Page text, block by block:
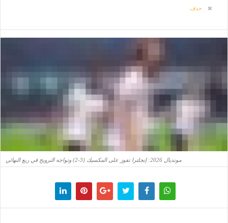
حذف
مونديال 2026: إنجلترا تفوز على المكسيك (3-2) وتواجه النرويج في ربع النهائي